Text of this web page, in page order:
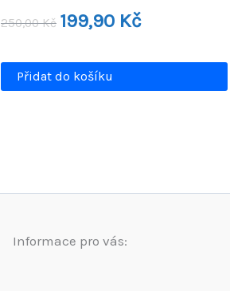
250,00Kč
Původní
cena
250,00 Kč.
199,90 Kč
199,90 Kč.
Přidat do košíku
Informace pro vás: